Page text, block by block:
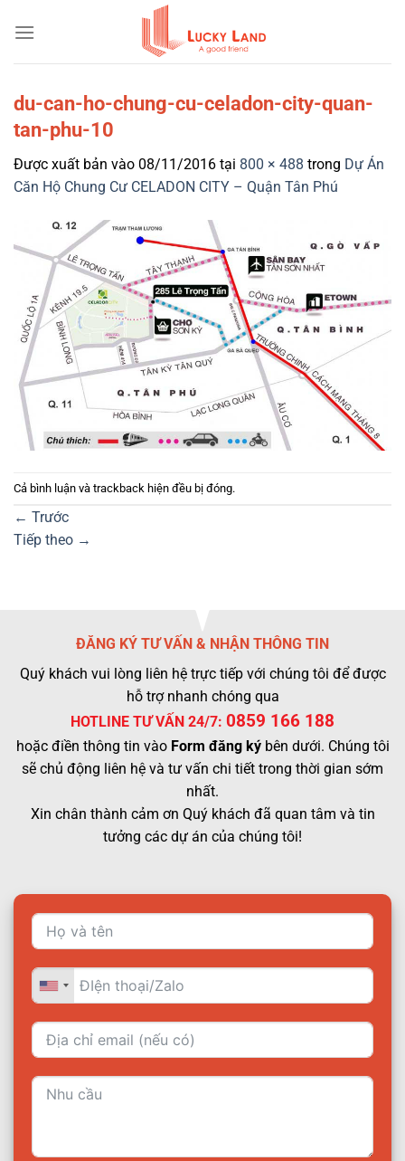
qua
du-can-ho-chung-cu-celadon-city-quan-
tan-phu-10
Được xuất bản vào 08/11/2016 tại 800 × 488 trong Dự Án
Căn Hộ Chung Cư CELADON CITY – Quận Tân Phú
Cả bình luận và trackback hiện đều bị đóng.
← Trước
Tiếp theo →
ĐĂNG KÝ TƯ VẤN & NHẬN THÔNG TIN
Quý khách vui lòng liên hệ trực tiếp với chúng tôi để được
hỗ trợ nhanh chóng qua
HOTLINE TƯ VẤN 24/7: 0859 166 188
hoặc điền thông tin vào Form đăng kýbên dưới. Chúng tôi
sẽ chủ động liên hệ và tư vấn chi tiết trong thời gian sớm
nhất.
Xin chân thành cảm ơn Quý khách đã quan tâm và tin
tưởng các dự án của chúng tôi!